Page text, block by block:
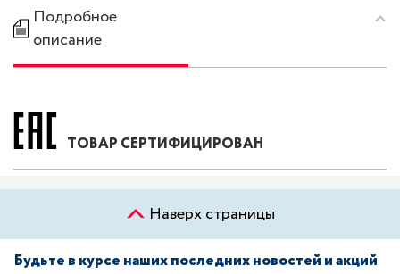
Подробное
описание
ТОВАР СЕРТИФИЦИРОВАН
Наверх страницы
Будьте в курсе наших последних новостей и акций